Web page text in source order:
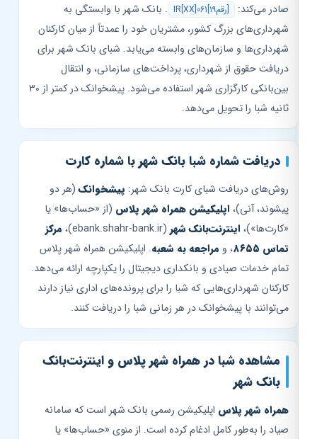
صادر می‌کند: IR[XX]061[۱۹رقم]
. بانک شهر با وابستگی به
شهرداری‌های بزرگ کشور، مشتریان خود را عمدتاً از میان کارکنان
شهرداری‌ها و سازمان‌های وابسته می‌یابد. شبای بانک شهر برای
دریافت حقوق از شهرداری، پرداخت‌های سازمانی، و انتقال
بین‌بانکی کارگزاری شهر استفاده می‌شود. پیشخوانک در کمتر از ۳۰
ثانیه شبا را تحویل می‌دهد.
دریافت شماره شبا بانک شهر با شماره کارت
روش‌های دریافت شبای کارت بانک شهر:پیشخوانک(هر دو
پیشوند، آنی)،اپلیکیشن همراه شهر پلاس(از «حساب‌ها» یا
«کارت‌ها»)،اینترنت‌بانک شهر(ebank.shahr-bank.ir)،
مرکز
تماس ۸۶۵۵
، ومراجعه به شعبه. اپلیکیشن همراه شهر پلاس
تمام خدمات صیادی و بانکداری دیجیتال را یکپارچه ارائه می‌دهد.
کارکنان شهرداری‌هایی که شبا را برای پرونده‌های اداری نیاز دارند
می‌توانند با پیشخوانک در هر زمانی شبا را دریافت کنند.
مشاهده شبا در همراه شهر پلاس و اینترنت‌بانک
بانک شهر
همراه شهر پلاساپلیکیشن رسمی بانک شهر است که سامانه
صیاد را به‌طور کامل ادغام کرده است. از منوی «حساب‌ها» یا